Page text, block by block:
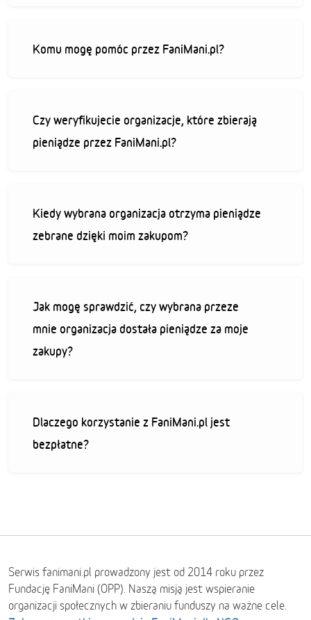
Komu mogę pomóc przez FaniMani.pl?
Czy weryfikujecie organizacje, które zbierają
pieniądze przez FaniMani.pl?
Kiedy wybrana organizacja otrzyma pieniądze
zebrane dzięki moim zakupom?
Jak mogę sprawdzić, czy wybrana przeze
mnie organizacja dostała pieniądze za moje
zakupy?
Dlaczego korzystanie z FaniMani.pl jest
bezpłatne?
Serwis fanimani.pl prowadzony jest od 2014 roku przez
Fundację FaniMani (OPP). Naszą misją jest wspieranie
organizacji społecznych w zbieraniu funduszy na ważne cele.